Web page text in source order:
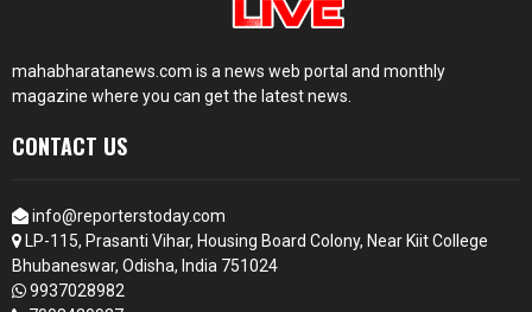
mahabharatanews.com is a news web portal and monthly
magazine where you can get the latest news.
CONTACT US
info@reporterstoday.com
LP-115, Prasanti Vihar, Housing Board Colony, Near Kiit College
Bhubaneswar, Odisha, India 751024
9937028982